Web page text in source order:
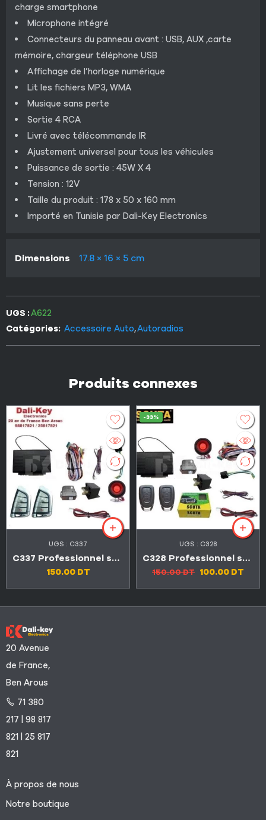
charge smartphone
Microphone intégré
Connecteurs du panneau avant : USB, AUX ,carte
mémoire, chargeur téléphone USB
Affichage de l’horloge numérique
Lit les fichiers MP3, WMA
Musique sans perte
Sortie 4 RCA
Livré avec télécommande IR
Ajustement universel pour tous les véhicules
Puissance de sortie : 45W X 4
Tension : 12V
Taille du produit : 178 x 50 x 160 mm
Importé en Tunisie par Dali-Key Electronics
Dimensions 17.8 × 16 × 5 cm
UGS :A622
Catégories: Accessoire Auto,Autoradios
Produits connexes
UGS : C337
C337 Professionnel système d’alarme de sécurité de voiture universel
150.00 DT
-33%
UGS : C328
C328 Professionnel système d’alarme de sécurité de voiture universel
150.00DT 100.00 DT
20 Avenue
de France,
Ben Arous
71 380
217 | 98 817
821 | 25 817
821
À propos de nous
Notre boutique